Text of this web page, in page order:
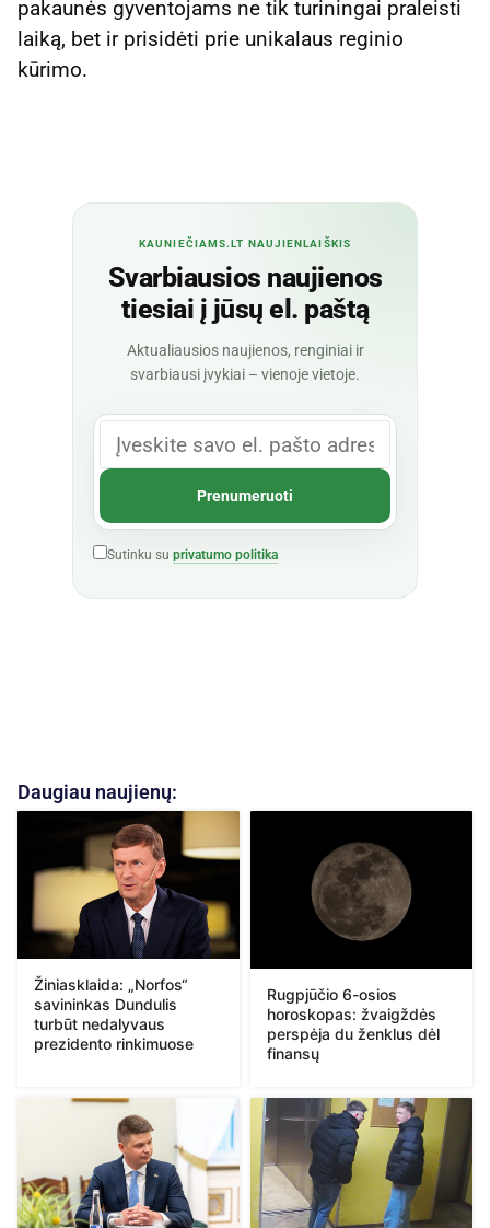
pakaunės gyventojams ne tik turiningai praleisti
laiką, bet ir prisidėti prie unikalaus reginio
kūrimo.
KAUNIEČIAMS.LT NAUJIENLAIŠKIS
Svarbiausios naujienos
tiesiai į jūsų el. paštą
Aktualiausios naujienos, renginiai ir
svarbiausi įvykiai – vienoje vietoje.
Sutinku su privatumo politika
Daugiau naujienų:
Žiniasklaida: „Norfos“
savininkas Dundulis
turbūt nedalyvaus
prezidento rinkimuose
Rugpjūčio 6-osios
horoskopas: žvaigždės
perspėja du ženklus dėl
finansų